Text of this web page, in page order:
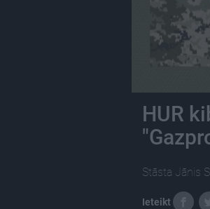
HUR
Stāsta Jānis
Ieteikt